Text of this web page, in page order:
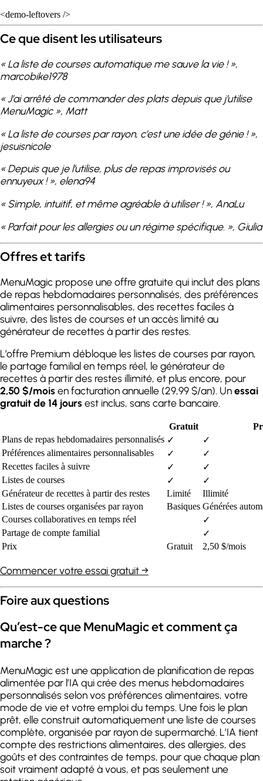
<demo-leftovers />
Ce que disent les utilisateurs
« La liste de courses automatique me sauve la vie ! »,
marcobike1978
« J’ai arrêté de commander des plats depuis que j’utilise
MenuMagic », Matt
« La liste de courses par rayon, c’est une idée de génie ! »,
jesuisnicole
« Depuis que je l’utilise, plus de repas improvisés ou
ennuyeux ! », elena94
« Simple, intuitif, et même agréable à utiliser ! », AnaLu
« Parfait pour les allergies ou un régime spécifique. », Giulia
Offres et tarifs
MenuMagic propose une offre gratuite qui inclut des plans
de repas hebdomadaires personnalisés, des préférences
alimentaires personnalisables, des recettes faciles à
suivre, des listes de courses et un accès limité au
générateur de recettes à partir des restes.
L’offre Premium débloque les listes de courses par rayon,
le partage familial en temps réel, le générateur de
recettes à partir des restes illimité, et plus encore, pour
2,50 $/moisen facturation annuelle (29,99 $/an). Unessai
gratuit de 14 joursest inclus, sans carte bancaire.
Gratuit
Plans de repas hebdomadaires personnalisés ✓
✓
Préférences alimentaires personnalisables
✓
✓
Recettes faciles à suivre
✓
✓
Listes de courses
✓
✓
Générateur de recettes à partir des restes
Limité
Illimité
Listes de courses organisées par rayon
Basiques Générées
Courses collaboratives en temps réel
✓
Partage de compte familial
✓
Prix
Gratuit 2,50 $/mois
Commencer votre essai gratuit →
Foire aux questions
Qu’est-ce que MenuMagic et comment ça
marche ?
MenuMagic est une application de planification de repas
alimentée par l’IA qui crée des menus hebdomadaires
personnalisés selon vos préférences alimentaires, votre
mode de vie et votre emploi du temps. Une fois le plan
prêt, elle construit automatiquement une liste de courses
complète, organisée par rayon de supermarché. L’IA tient
compte des restrictions alimentaires, des allergies, des
goûts et des contraintes de temps, pour que chaque plan
soit vraiment adapté à vous, et pas seulement une